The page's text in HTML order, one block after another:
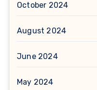
October 2024
August 2024
June 2024
May 2024